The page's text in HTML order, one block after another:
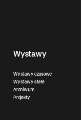
Wystawy
Wystawy czasowe
Wystawy stałe
Archiwum
Projekty